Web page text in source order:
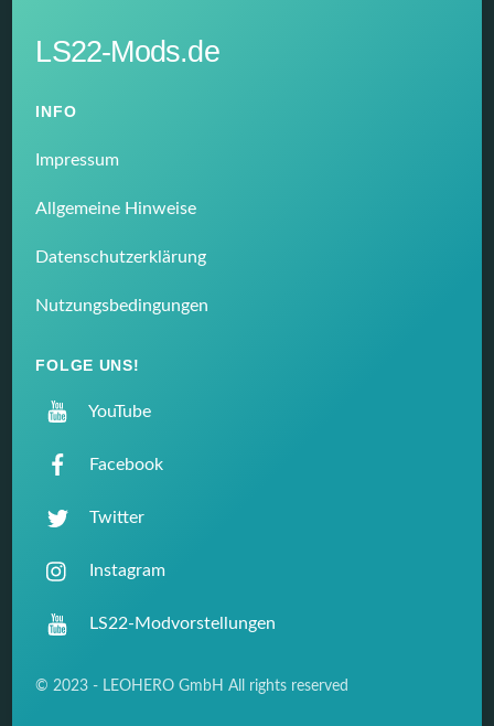
LS22-Mods.de
INFO
Impressum
Allgemeine Hinweise
Datenschutzerklärung
Nutzungsbedingungen
FOLGE UNS!
YouTube
Facebook
Twitter
Instagram
LS22-Modvorstellungen
© 2023 - LEOHERO GmbH All rights reserved